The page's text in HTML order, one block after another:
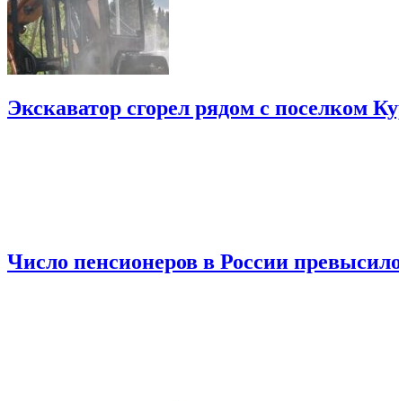
Экскаватор сгорел рядом с поселком
Число пенсионеров в России